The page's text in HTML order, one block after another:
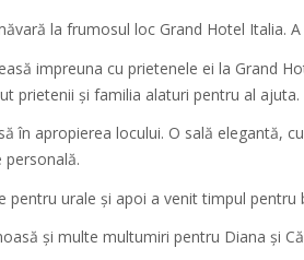
la frumosul loc Grand Hotel Italia.
impreuna cu prietenele ei la Grand
prietenii și familia alaturi pentru al ajuta.
în apropierea locului. O sală elegantă,
pentru urale și apoi a venit timpul pentru
și multe multumiri pentru Diana și